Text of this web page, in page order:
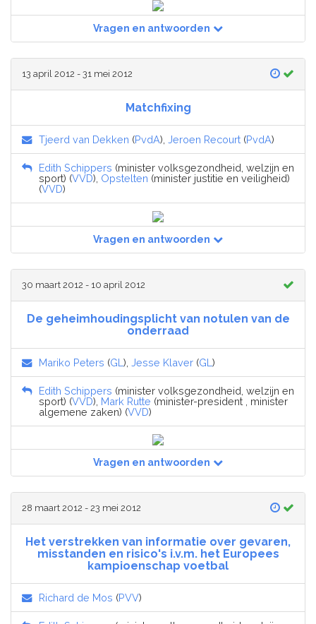
Vragen en antwoorden
13 april 2012 - 31 mei 2012
Matchfixing
Tjeerd van Dekken (PvdA), Jeroen Recourt (PvdA)
Edith Schippers (minister volksgezondheid, welzijn en
sport) (VVD), Opstelten (minister justitie en veiligheid)
(VVD)
Vragen en antwoorden
30 maart 2012 - 10 april 2012
De geheimhoudingsplicht van notulen van de
onderraad
Mariko Peters (GL ), Jesse Klaver (GL )
Edith Schippers (minister volksgezondheid, welzijn en
sport) (VVD), Mark Rutte (minister-president , minister
algemene zaken) (VVD)
Vragen en antwoorden
28 maart 2012 - 23 mei 2012
Het verstrekken van informatie over gevaren,
misstanden en risico's i.v.m. het Europees
kampioenschap voetbal
Richard de Mos (PVV)